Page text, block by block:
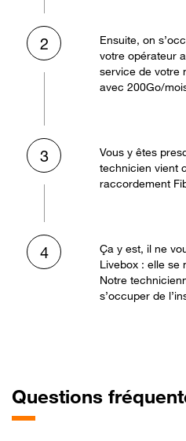
2
Ensuite, on
votre opérateur
service de votre
avec 200Go/
3
Vous y êtes
technicien vient
raccordement
4
Ça y est, il ne
Livebox : elle se
Notre
s’occuper de
Questions